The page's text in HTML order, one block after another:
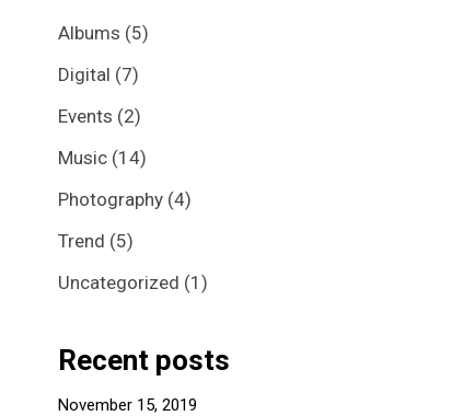
Albums (5)
Digital (7)
Events (2)
Music(14)
Photography(4)
Trend (5)
Uncategorized (1)
Recent posts
November 15, 2019